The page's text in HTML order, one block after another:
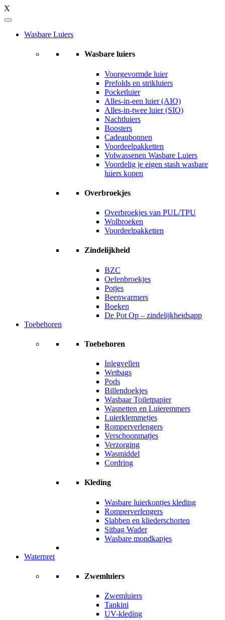
X
Wasbare Luiers
Wasbare luiers
Voorgevormde luier
Prefolds en strikluiers
Pocketluier
Alles-in-een luier (AIO)
Alles-in-twee luier (SIO)
Nachtluiers
Boosters
Cadeaubonnen
Voordeelpakketten
Volwassenen Wasbare Luiers
Voordelig je eigen stash wasbare
luiers kopen
Overbroekjes
Overbroekjes van PUL/TPU
Wolbroeken
Voordeelpakketten
Zindelijkheid
BZC
Oefenbroekjes
Potjes
Beenwarmers
Boeken
De Pot Op – zindelijkheidsapp
Toebehoren
Toebehoren
Inlegvellen
Wetbags
Pods
Billendoekjes
Wasbaar Toiletpapier
Wasnetten en Luieremmers
Luierklemmetjes
Romperverlengers
Verschoonmatjes
Verzorging
Wasmiddel
Cordring
Kleding
Wasbare luierkontjes kleding
Romperverlengers
Slabben en kliederschorten
Sitbag Wader
Wasbare mondkapjes
Waterpret
Zwemluiers
Zwemluiers
Tankini
UV-kleding